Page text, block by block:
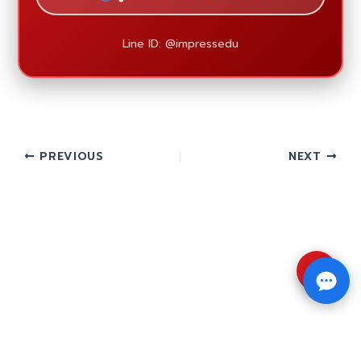
Line ID: @impressedu
PREVIOUS NEXT
⇧